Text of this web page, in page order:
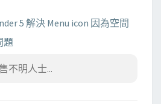
5 解決 Menu icon 因為空間
題
不明人士...